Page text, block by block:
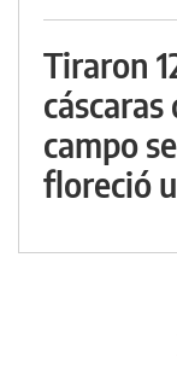
Tiraron
campo
floreció